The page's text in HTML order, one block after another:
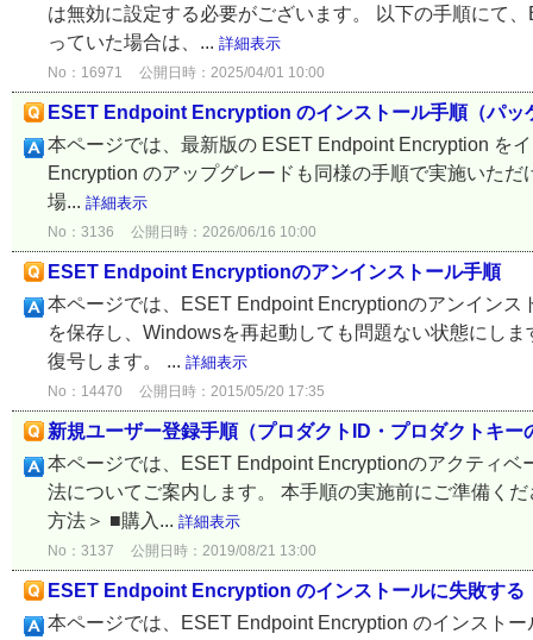
は無効に設定する必要がございます。 以下の手順にて
っていた場合は、... 詳細表示
No：16971 公開日時：2025/04/01 10:00
ESET Endpoint Encryption のインストール手順（パッ
本ページでは、最新版の ESET Endpoint Encryption を
Encryption のアップグレードも同様の手順で実施いた
場... 詳細表示
No：3136 公開日時：2026/06/16 10:00
ESET Endpoint Encryptionのアンインストール手順
本ページでは、ESET Endpoint Encryptionのアンイン
を保存し、Windowsを再起動しても問題ない状態にし
復号します。 ... 詳細表示
No：14470 公開日時：2015/05/20 17:35
新規ユーザー登録手順（プロダクトID・プロダクトキー
本ページでは、ESET Endpoint Encryptionのアクティ
法についてご案内します。 本手順の実施前にご準備く
方法＞ ■購入... 詳細表示
No：3137 公開日時：2019/08/21 13:00
ESET Endpoint Encryption のインストールに失敗する
本ページでは、ESET Endpoint Encryption のインスト